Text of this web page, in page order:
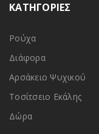
ΚΑΤΗΓΟΡΙΕΣ
Ρούχα
Διάφορα
Αρσάκειο Ψυχικού
Τοσίτσειο Εκάλης
Δώρα